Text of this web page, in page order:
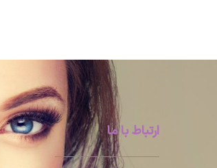
ارتباط با ما